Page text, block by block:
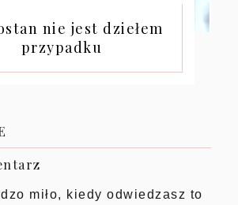
nie jest dziełem
przypadku
miło, kiedy odwiedzasz to